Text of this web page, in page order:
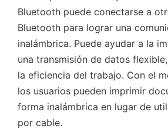
Bluetooth puede conectarse a
Bluetooth para lograr una
inalámbrica. Puede ayudar a la
una transmisión de datos
la eficiencia del trabajo. Con el
los usuarios pueden imprimir
forma inalámbrica en lugar de
por cable.